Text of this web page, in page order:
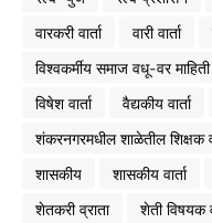
वारकरी वार्ता
वारी वार्ता
विश्वकर्मीय समाज वधू-वर
विषेश वार्ता
वैद्यकीय वार्ता
शंकरनगरमधील शाळेतील शिक्षक व
शासकीय
शासकीय वार्ता
शेतकरी व्राता
शेती विषयक